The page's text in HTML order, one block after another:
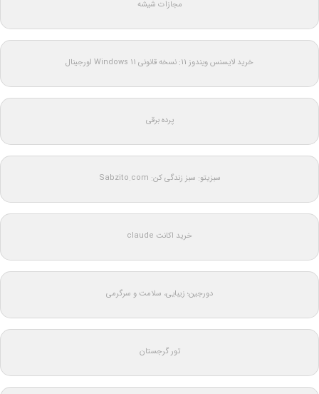
مجازات شیشه
خرید لایسنس ویندوز 11: نسخه قانونی Windows 11 اورجینال
پرده برقی
سبزیتو: سبز زندگی کن: Sabzito.com
خرید اکانت claude
دورجین؛ زیبایی، سلامت و سرگرمی
تور گرجستان